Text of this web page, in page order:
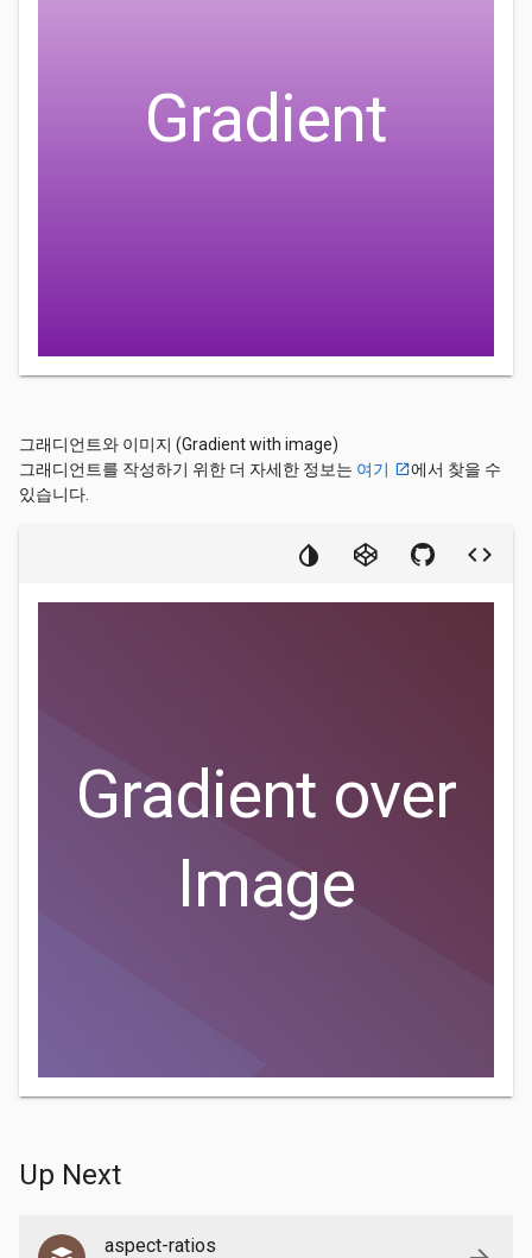
Gradient
그래디언트와 이미지 (Gradient with image)
그래디언트를 작성하기 위한 더 자세한 정보는 여기
에서 찾을 수
있습니다.
Gradient over
Image
Up Next
aspect-ratios